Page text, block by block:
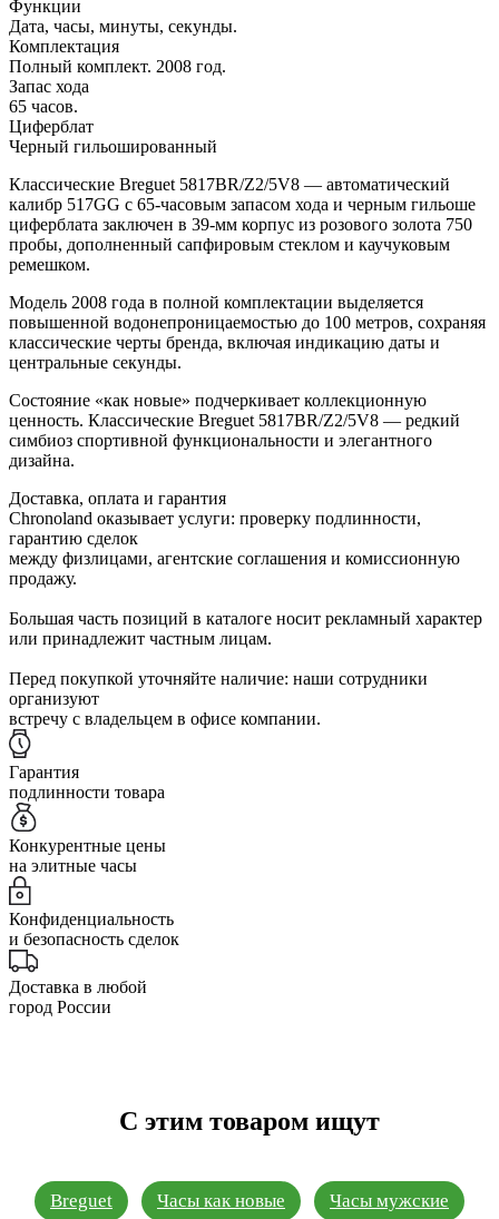
Функции
Дата, часы, минуты, секунды.
Комплектация
Полный комплект. 2008 год.
Запас хода
65 часов.
Циферблат
Черный гильошированный
Классические Breguet 5817BR/Z2/5V8 — автоматический
калибр 517GG с 65-часовым запасом хода и черным гильоше
циферблата заключен в 39-мм корпус из розового золота 750
пробы, дополненный сапфировым стеклом и каучуковым
ремешком.
Модель 2008 года в полной комплектации выделяется
повышенной водонепроницаемостью до 100 метров, сохраняя
классические черты бренда, включая индикацию даты и
центральные секунды.
Состояние «как новые» подчеркивает коллекционную
ценность. Классические Breguet 5817BR/Z2/5V8 — редкий
симбиоз спортивной функциональности и элегантного
дизайна.
Доставка, оплата и гарантия
Chronoland оказывает услуги: проверку подлинности,
гарантию сделок
между физлицами, агентские соглашения и комиссионную
продажу.
Большая часть позиций в каталоге носит рекламный характер
или принадлежит частным лицам.
Перед покупкой уточняйте наличие: наши сотрудники
организуют
встречу с владельцем в офисе компании.
Гарантия
подлинности товара
Конкурентные цены
на элитные часы
Конфиденциальность
и безопасность сделок
Доставка в любой
город России
С этим товаром ищут
Breguet Часы как новые Часы мужские